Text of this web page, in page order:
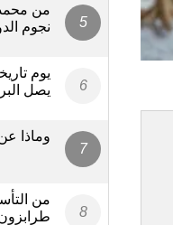
من
نجوم
يوم
يصل
وماذا
من